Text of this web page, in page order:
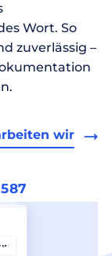
Wort. So
zuverlässig –
wir